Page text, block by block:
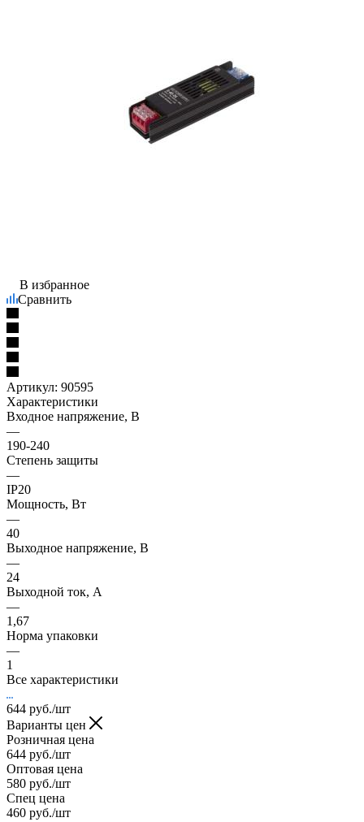
В избранное
Сравнить
Артикул: 90595
Характеристики
Входное напряжение, В
—
190-240
Степень защиты
—
IP20
Мощность, Вт
—
40
Выходное напряжение, В
—
24
Выходной ток, А
—
1,67
Норма упаковки
—
1
Все характеристики
644 руб./шт
Варианты цен
Розничная цена
644 руб./шт
Оптовая цена
580 руб./шт
Спец цена
460 руб./шт